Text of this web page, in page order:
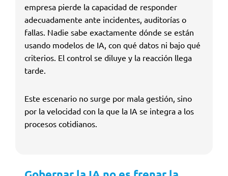
empresa pierde la capacidad de responder
adecuadamente ante incidentes, auditorías o
fallas. Nadie sabe exactamente dónde se están
usando modelos de IA, con qué datos ni bajo qué
criterios. El control se diluye y la reacción llega
tarde.
Este escenario no surge por mala gestión, sino
por la velocidad con la que la IA se integra a los
procesos cotidianos.